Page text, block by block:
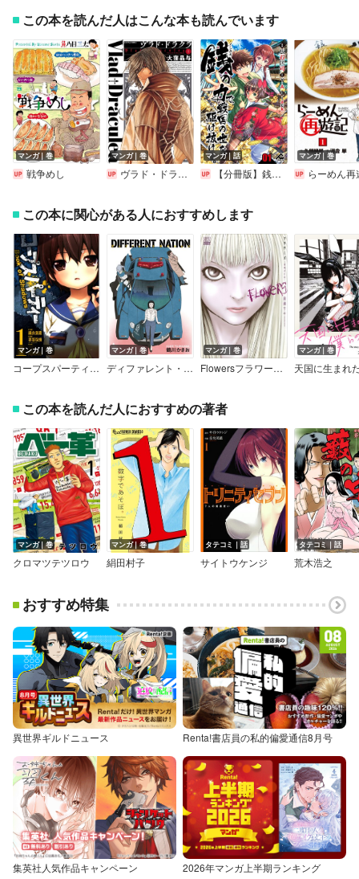
この本を読んだ人はこんな本も読んでいます
マンガ｜巻
戦争めし
マンガ｜巻
ヴラド・ドラクラ
マンガ｜話
【分冊版】銭（インチキ）の力で、戦国の世を駆け抜ける。
マンガ｜巻
らーめん再
この本に関心がある人におすすめします
マンガ｜巻
コープスパーティー Book of Shadows
マンガ｜巻
ディファレント・ネイション【単行本版】
マンガ｜巻
Flowersフラワーズ ＜増補改訂版＞
マンガ｜巻
この本を読んだ人におすすめの著者
マンガ｜巻
クロマツテツロウ
マンガ｜巻
絹田村子
タテコミ｜話
サイトウケンジ
タテコミ｜話
荒木浩之
おすすめ特集
異世界ギルドニュース Renta!書店員の私的偏愛通信8月号
集英社人気作品キャンペーン 2026年マンガ上半期ランキング